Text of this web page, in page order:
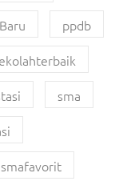
ppdb
sma
smafavorit